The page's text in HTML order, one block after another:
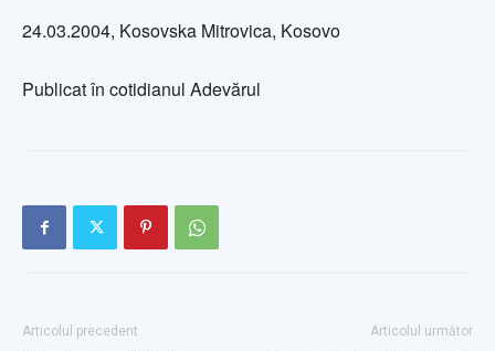
24.03.2004, Kosovska Mitrovica, Kosovo
Publicat în cotidianul Adevărul
Articolul precedent Articolul următor